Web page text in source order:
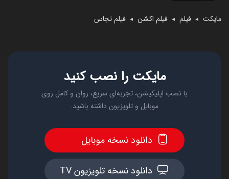
مایکت ◄ فیلم ◄ فیلم اکشن ◄ فیلم تجاس
مایکت را نصب کنید
با نصب اپلیکیشن، تجربه‌ای سریع، روان و کامل روی
موبایل و تلویزیون داشته باشید.
دانلود نسخه موبایل
دانلود نسخه تلویزیون TV